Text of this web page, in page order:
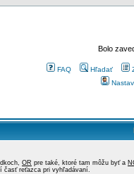
Bolo
FAQ Hľadať
OR pre také, ktoré tam môžu byť a
časť reťazca pri vyhľadávaní.